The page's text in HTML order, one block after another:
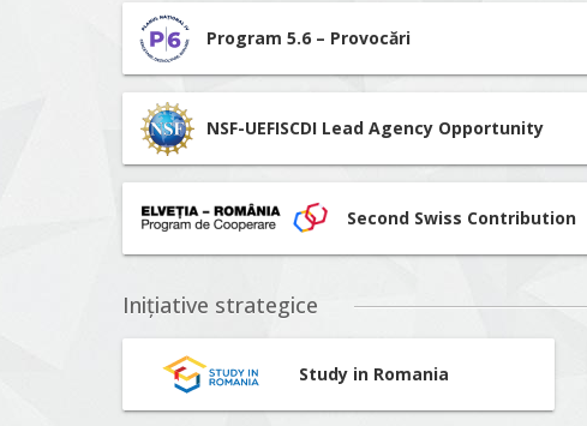
Program 5.6 – Provocări
NSF-UEFISCDI Lead Agency Opportunity
Second Swiss Contribution
Inițiative strategice
Study in Romania